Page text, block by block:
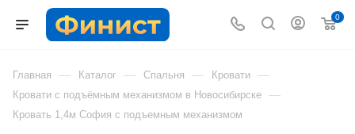
0
Главная — Каталог — Спальня — Кровати —
Кровати с подъёмным механизмом в Новосибирске —
Кровать 1,4м София с подъемным механизмом